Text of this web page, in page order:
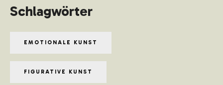
Schlagwörter
EMOTIONALE KUNST
FIGURATIVE KUNST